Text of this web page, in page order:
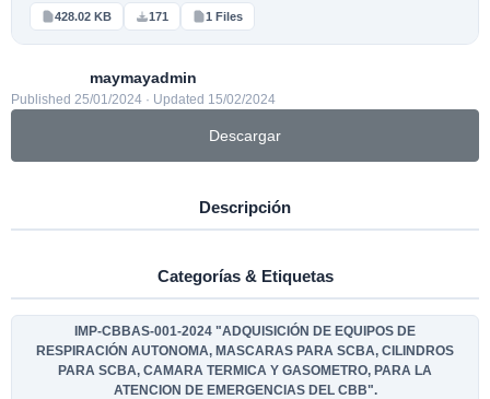
428.02 KB 171 1 Files
maymayadmin
Published 25/01/2024 · Updated 15/02/2024
Descargar
Descripción
Categorías & Etiquetas
IMP-CBBAS-001-2024 "ADQUISICIÓN DE EQUIPOS DE
RESPIRACIÓN AUTONOMA, MASCARAS PARA SCBA, CILINDROS
PARA SCBA, CAMARA TERMICA Y GASOMETRO, PARA LA
ATENCION DE EMERGENCIAS DEL CBB".